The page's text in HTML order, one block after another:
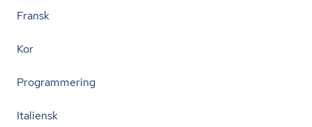
Fransk
Kor
Programmering
Italiensk